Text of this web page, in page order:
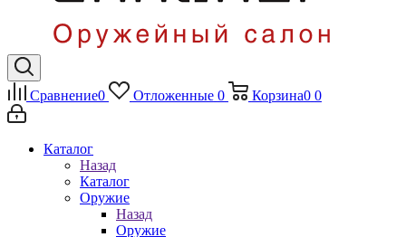
Сравнение0 Отложенные 0 Корзина0 0
Каталог
Назад
Каталог
Оружие
Назад
Оружие